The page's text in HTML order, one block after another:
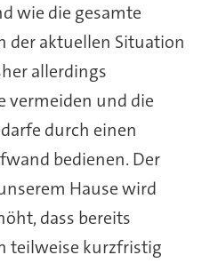
wie die gesamte
der aktuellen Situation
allerdings
vermeiden und die
durch einen
bedienen. Der
Hause wird
dass bereits
teilweise kurzfristig